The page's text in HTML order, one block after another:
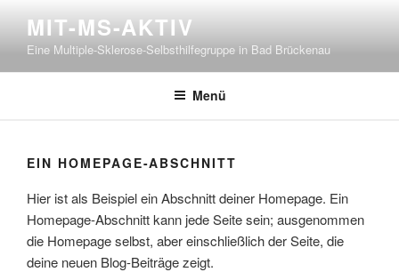
springen
MIT-MS-AKTIV
Eine Multiple-Sklerose-Selbsthilfegruppe in Bad Brückenau
Menü
EIN HOMEPAGE-ABSCHNITT
Hier ist als Beispiel ein Abschnitt deiner Homepage. Ein
Homepage-Abschnitt kann jede Seite sein; ausgenommen
die Homepage selbst, aber einschließlich der Seite, die
deine neuen Blog-Beiträge zeigt.